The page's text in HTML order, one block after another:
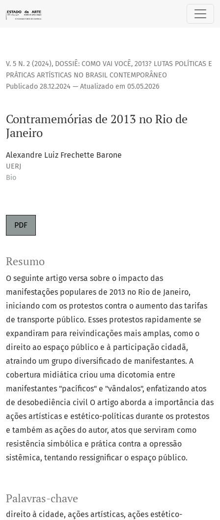
V. 5 N. 2 (2024), DOSSIÊ: COMO VAI VOCÊ, 2013? LUTAS POLÍTICAS E
PRÁTICAS ARTÍSTICAS NO BRASIL CONTEMPORÂNEO
Contramemórias de 2013 no Rio de
Janeiro
Publicado 28.12.2024 — Atualizado em 05.05.2026
Alexandre Luiz Frechette Barone
UERJ
Bio
PDF
Palavras-chave
direito à cidade ações artísticas ações estético-
Resumo
O seguinte artigo versa sobre o impacto das
manifestações populares de 2013 no Rio de Janeiro,
iniciando com os protestos contra o aumento das tarifas
de transporte público. Esses protestos rapidamente se
expandiram para reivindicações mais amplas, como o
direito ao espaço público e à participação cidadã,
atraindo um grupo diversificado de manifestantes. A
cobertura midiática criou uma dicotomia entre
manifestantes "pacíficos" e "vândalos", enfatizando atos
de desobediência civil O artigo aborda a importância das
ações artísticas e estético-políticas durante os protestos
e também as ações do autor, atos que serviram como
resistência simbólica e prática contra a opressão
sistêmica, tentando ressignificar o espaço público.